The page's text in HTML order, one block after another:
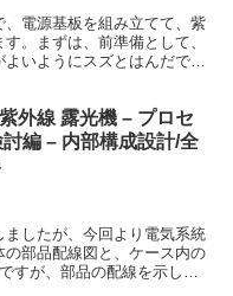
電源基板を組み立てて、紫
。まずは、前準備として、
いようにスズとはんだでコ
外線 露光機 – プロセ
討編 – 内部構成設計/全
したが、今回より電気系統
部品配線図と、ケース内の
すが、部品の配線を示しま